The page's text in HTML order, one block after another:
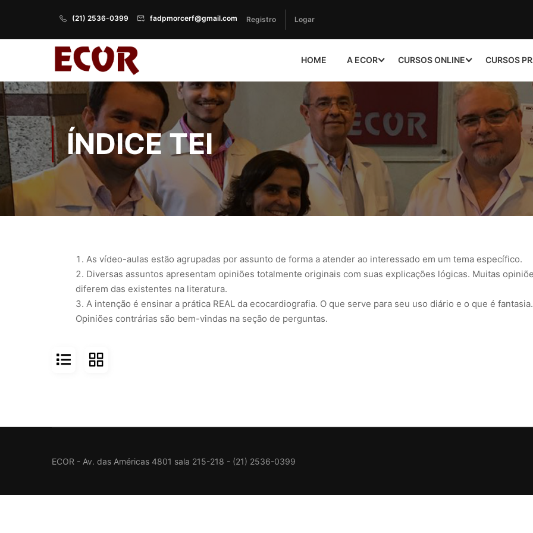
(21) 2536-0399 fadpmorcerf@gmail.com Registro Logar
HOME A ECOR CURSOS ONLINE CURSOS
ÍNDICE TEI
As vídeo-aulas estão agrupadas por assunto de forma a atender ao interessado em um tema específico.
Diversas assuntos apresentam opiniões totalmente originais com suas explicações lógicas. Muitas
diferem das existentes na literatura.
A intenção é ensinar a prática REAL da ecocardiografia. O que serve para seu uso diário e o que é fantasia.
Opiniões contrárias são bem-vindas na seção de perguntas.
ECOR - Av. das Américas 4801 sala 215-218 - (21) 2536-0399